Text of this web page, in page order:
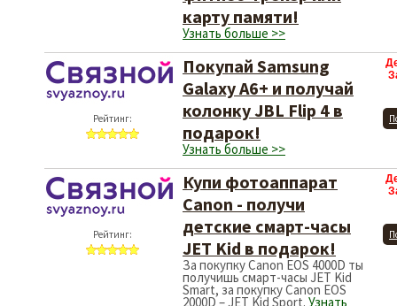
карту памяти!
Узнать больше >>
Рейтинг:
Покупай Samsung
Galaxy A6+ и получай
колонку JBL Flip 4 в
подарок!
Узнать больше >>
Рейтинг:
Купи фотоаппарат
Canon - получи
детские смарт-часы
JET Kid в подарок!
За покупку Canon EOS 4000D ты
получишь смарт-часы JET Kid
Smart, за покупку Canon EOS
2000D – JET Kid Sport. Узнать